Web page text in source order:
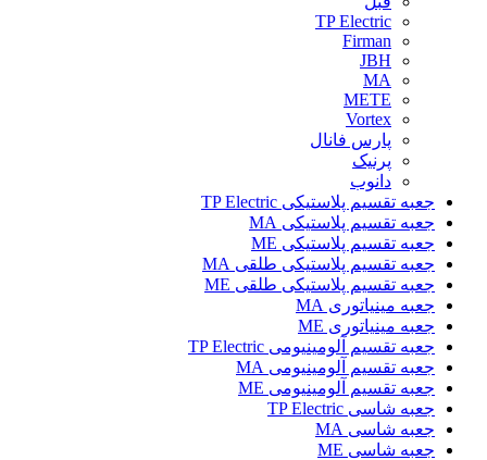
TP Electric
Firman
JBH
MA
METE
Vortex
پارس فانال
پرنیک
دانوب
جعبه تقسیم پلاستیکی TP Electric
جعبه تقسیم پلاستیکی MA
جعبه تقسیم پلاستیکی ME
جعبه تقسیم پلاستیکی طلقی MA
جعبه تقسیم پلاستیکی طلقی ME
جعبه مینیاتوری MA
جعبه مینیاتوری ME
جعبه تقسیم آلومینیومی TP Electric
جعبه تقسیم آلومینیومی MA
جعبه تقسیم آلومینیومی ME
جعبه شاسی TP Electric
جعبه شاسی MA
جعبه شاسی ME